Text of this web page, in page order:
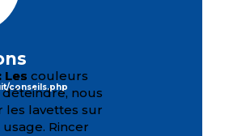
conseils.php
Les couleurs
nous
les lavettes sur
Rincer